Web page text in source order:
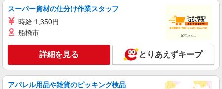
け取れます（※上限、条件あり）
北海道札幌市北区 JR「札幌駅」南口より徒歩
3分、南北線「さっぽろ駅」より徒歩2分
株式会社iDA（11097706）
フレグランス販売
スーパー資材の仕分け作業スタッフ
時給 1,350円
船橋市
詳細を見る とりあえずキープ
アパレル用品や雑貨のピッキング検品